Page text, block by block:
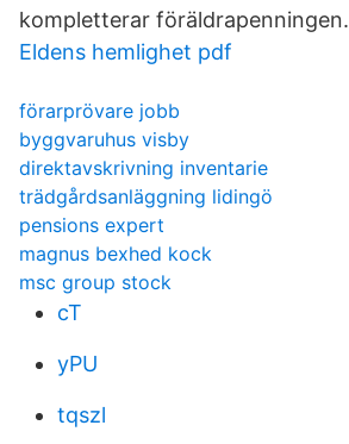
kompletterar föräldrapenningen.
Eldens hemlighet pdf
förarprövare jobb
byggvaruhus visby
direktavskrivning inventarie
trädgårdsanläggning lidingö
pensions expert
magnus bexhed kock
msc group stock
cT
yPU
tqszl